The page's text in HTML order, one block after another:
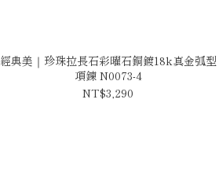
經典美｜珍珠拉長石彩曜石銅鍍18k真金弧型
項鍊 N0073-4
NT$3,290